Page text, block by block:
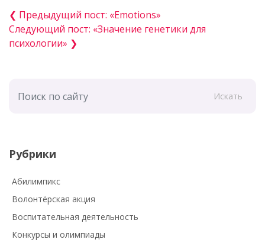
❮ Предыдущий пост: «Emotions»
Следующий пост: «Значение генетики для
психологии» ❯
Искать
Рубрики
Абилимпикс
Волонтёрская акция
Воспитательная деятельность
Конкурсы и олимпиады